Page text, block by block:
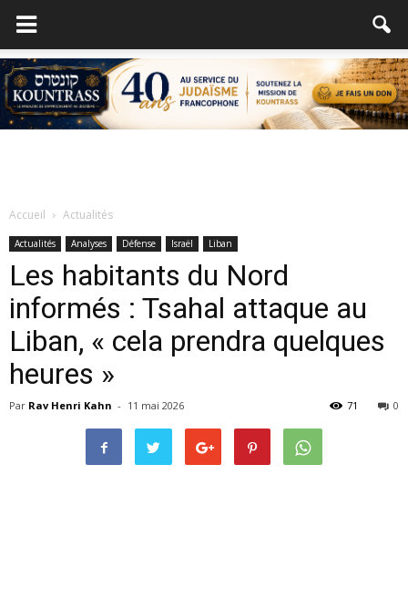
Accueil Actualités
Actualités Analyses Défense Israël Liban
Les habitants du Nord
informés : Tsahal attaque au
Liban, « cela prendra quelques
heures »
Par Rav Henri Kahn - 11 mai 2026 0
71